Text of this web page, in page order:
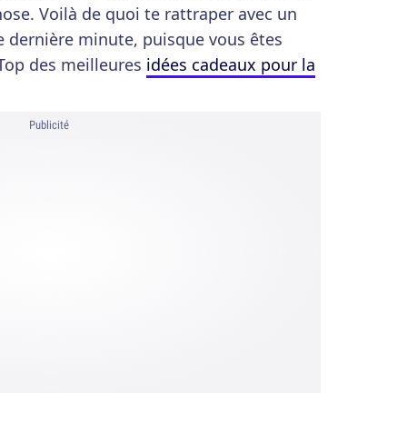
Voilà de quoi te rattraper avec un
dernière minute, puisque vous êtes
des meilleures idées cadeaux pour la
Publicité